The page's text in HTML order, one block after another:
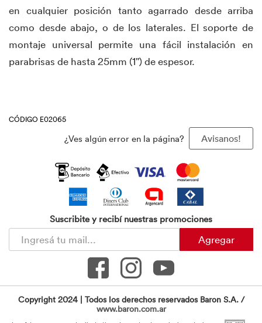
en cualquier posición tanto agarrado desde arriba
como desde abajo, o de los laterales. El soporte de
montaje universal permite una fácil instalación en
parabrisas de hasta 25mm (1") de espesor.
CÓDIGO E02065
¿Ves algún error en la página? Avisanos!
Suscribite y recibí nuestras promociones
Agregar
Copyright 2024 | Todos los derechos reservados Baron S.A. /
www.baron.com.ar